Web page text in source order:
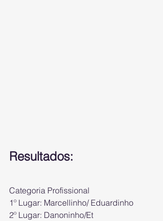
Resultados:
Categoria Profissional
1º Lugar: Marcellinho/ Eduardinho
2º Lugar: Danoninho/Et